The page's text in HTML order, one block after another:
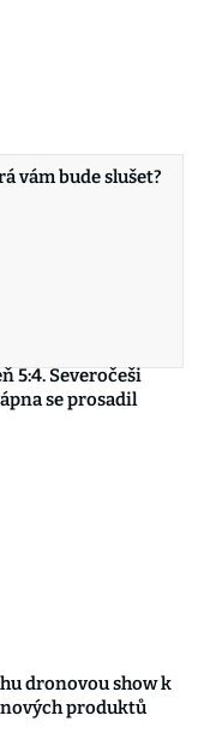
vám bude slušet?
5:4. Severočeši
se prosadil
dronovou show k
produktů